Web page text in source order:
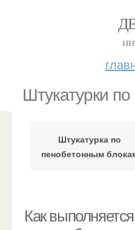
Штукатурки
Штукатурка по
пенобетонным
Как